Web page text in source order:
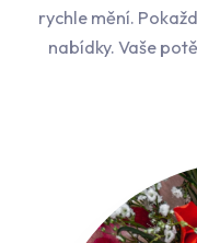
rychle mění.
nabídky. Vaše